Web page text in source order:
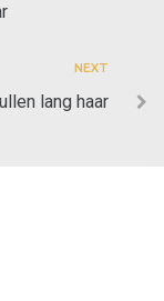
NEXT
lang haar